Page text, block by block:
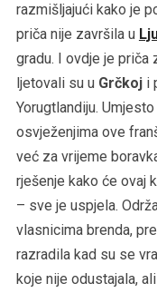
razmišljajući kako je
priča nije završila u
gradu. I ovdje je priča
ljetovali su u Grčkoji
Yorugtlandiju.
osvježenjima ove
već za vrijeme
rješenje kako će ovaj
– sve je uspjela.
vlasnicima brenda,
razradila kad su se
koje nije odustajala,